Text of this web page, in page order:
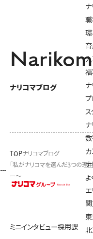
ナ
環
育
人
ナ
プ
ス
ナ
数
カ
ナ
よ
北
ナリコマブログ
TOPナリコマブログ
「私がナリコマを選んだ3つの理
ー～
ミニインタビュー採用課